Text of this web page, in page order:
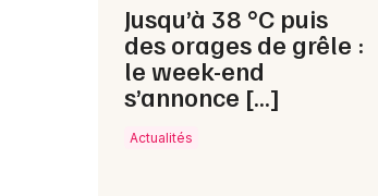
Jusqu’à 38 °C puis
des orages de grêle :
le week-end
s’annonce […]
Actualités